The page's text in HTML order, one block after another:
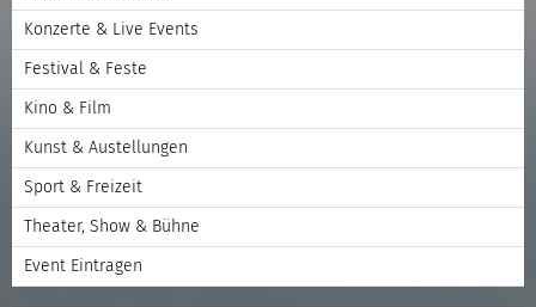
Konzerte & Live Events
Festival & Feste
Kino & Film
Kunst & Austellungen
Sport & Freizeit
Theater, Show & Bühne
Event Eintragen